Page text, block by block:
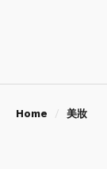
Home 美妝